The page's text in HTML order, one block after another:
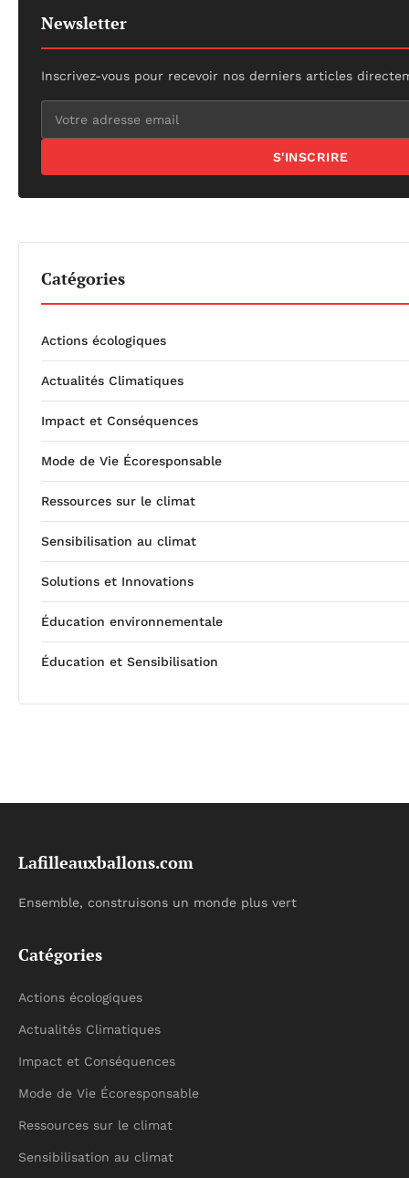
Newsletter
Inscrivez-vous pour recevoir nos derniers articles
S'INSCRIRE
Catégories
Actions écologiques
Actualités Climatiques
Impact et Conséquences
Mode de Vie Écoresponsable
Ressources sur le climat
Sensibilisation au climat
Solutions et Innovations
Éducation environnementale
Éducation et Sensibilisation
Lafilleauxballons.com
Ensemble, construisons un monde plus vert
Catégories
Actions écologiques
Actualités Climatiques
Impact et Conséquences
Mode de Vie Écoresponsable
Ressources sur le climat
Sensibilisation au climat